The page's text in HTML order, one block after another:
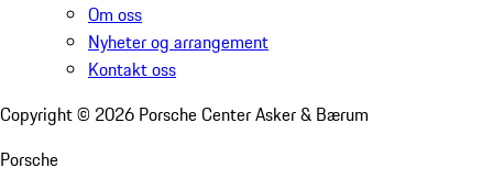
Om oss
Nyheter og arrangement
Kontakt oss
Copyright © 2026 Porsche Center Asker & Bærum
Porsche